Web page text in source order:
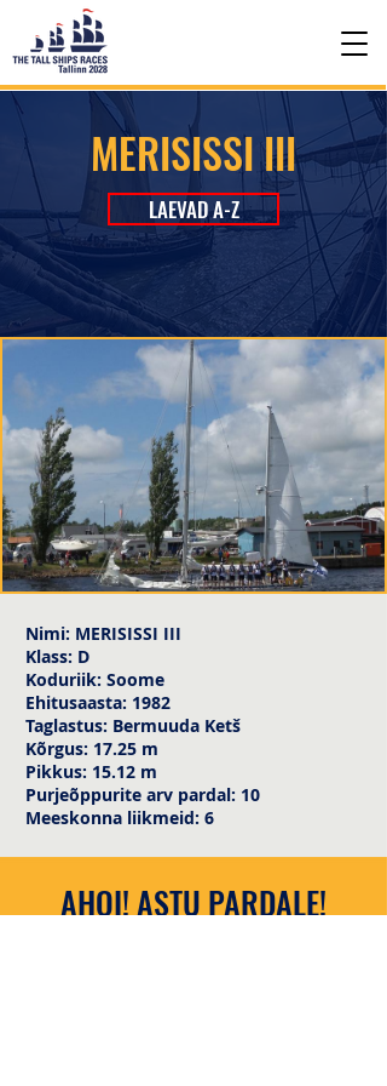
MERISISSI III
LAEVAD A-Z
Nimi: MERISISSI III
Klass: D
Koduriik: Soome
Ehitusaasta: 1982
Taglastus: Bermuuda Ketš
Kõrgus: 17.25 m
Pikkus: 15.12 m
Purjeõppurite arv pardal: 10
Meeskonna liikmeid: 6
AHOI! ASTU PARDALE!